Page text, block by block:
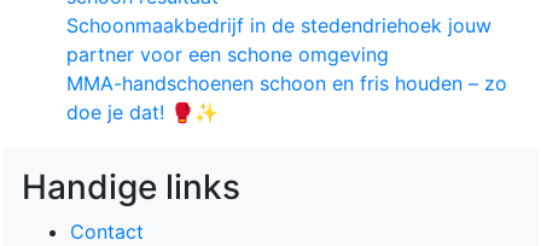
Schoonmaakbedrijf in de stedendriehoek jouw
partner voor een schone omgeving
MMA-handschoenen schoon en fris houden – zo
doe je dat! 🥊✨
Handige links
Contact